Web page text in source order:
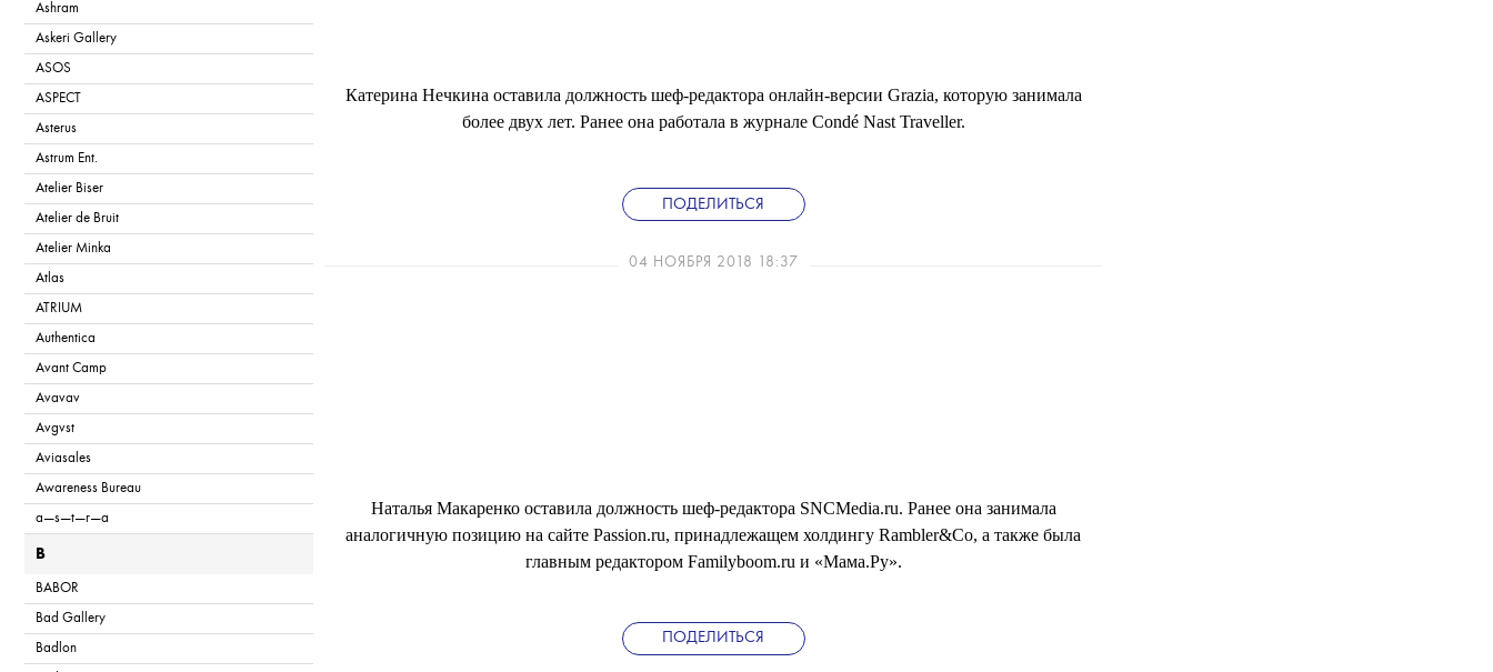
Ashram
Askeri Gallery
ASOS
ASPECT
Asterus
Astrum Ent.
Atelier Biser
Atelier de Bruit
Atelier Minka
Atlas
ATRIUM
Authentica
Avant Camp
Avavav
Avgvst
Aviasales
Awareness Bureau
a—s—t—r—a
B
BABOR
Bad Gallery
Badlon
Катерина Нечкина оставила должность шеф-редактора онлайн-версии Grazia, которую занимала
более двух лет. Ранее она работала в журнале Condé Nast Traveller.
ПОДЕЛИТЬСЯ
04 НОЯБРЯ 2018 18:37
Наталья Макаренко оставила должность шеф-редактора SNCMedia.ru. Ранее она занимала
аналогичную позицию на сайте Passion.ru, принадлежащем холдингу Rambler&Co, а также была
главным редактором Familyboom.ru и «Мама.Ру».
ПОДЕЛИТЬСЯ